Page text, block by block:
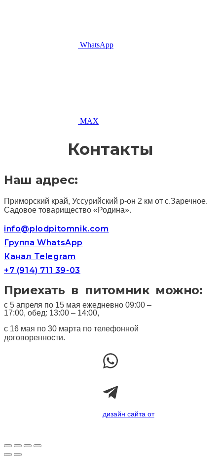
WhatsApp
MAX
Контакты
Наш адрес:
Приморский край, Уссурийский р-он 2 км от с.Заречное.
Садовое товарищество «Родина».
info@plodpitomnik.com
Группа WhatsApp
Канал Telegram
+7 (914) 711 39-03
Приехать в питомник можно:
с 5 апреля по 15 мая ежедневно 09:00 –
17:00, обед: 13:00 – 14:00,
с 16 мая по 30 марта по телефонной
договоренности.
дизайн сайта от